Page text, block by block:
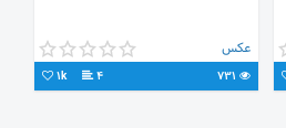
عکس
4
1k